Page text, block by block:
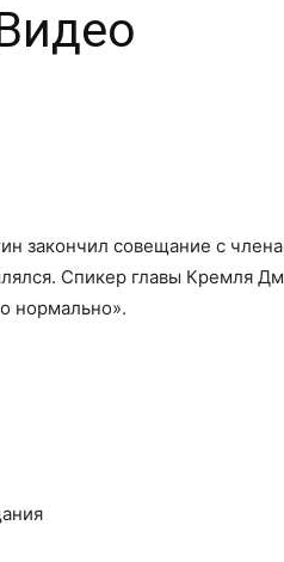
закончил совещание с
Спикер главы Кремля
нормально».